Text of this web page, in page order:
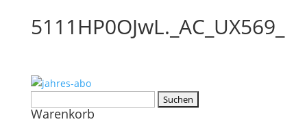
5111HP0OJwL._AC_UX569_
nach:
Warenkorb